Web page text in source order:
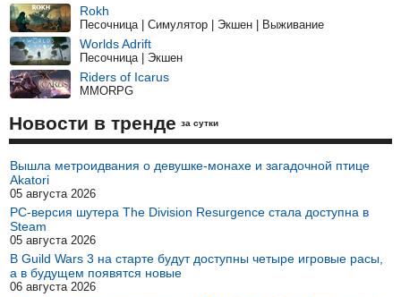
Rokh
Песочница | Симулятор | Экшен | Выживание
Worlds Adrift
Песочница | Экшен
Riders of Icarus
MMORPG
Новости в тренде за сутки
Вышла метроидвания о девушке-монахе и загадочной птице
Akatori
05 августа 2026
PC-версия шутера The Division Resurgence стала доступна в
Steam
05 августа 2026
В Guild Wars 3 на старте будут доступны четыре игровые расы,
а в будущем появятся новые
06 августа 2026